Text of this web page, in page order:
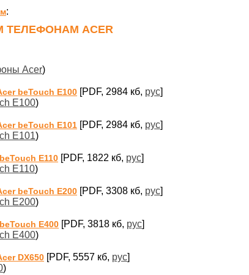
:
ACER
Acer)
beTouch E100 [PDF, 2984 кб, рус]
E100)
beTouch E101 [PDF, 2984 кб, рус]
E101)
E110 [PDF, 1822 кб, рус]
E110)
beTouch E200 [PDF, 3308 кб, рус]
E200)
E400 [PDF, 3818 кб, рус]
E400)
DX650 [PDF, 5557 кб, рус]
)